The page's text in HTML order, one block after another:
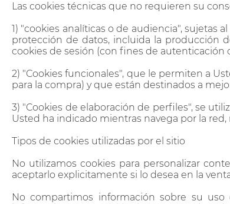
Las cookies técnicas que no requieren su
1) "cookies analíticas o de audiencia",
protección de datos, incluida la producción
cookies de sesión (con fines de autenticación
2) "Cookies funcionales", que le permiten a
para la compra) y que están destinados a
3) "Cookies de elaboración de perfiles", se
Usted ha indicado mientras navega por la
Tipos de cookies utilizadas por el sitio
No utilizamos cookies para personalizar
aceptarlo explicitamente si lo desea en la
No compartimos información sobre su